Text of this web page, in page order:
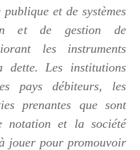
et de systèmes
et de gestion de
les instruments
dette. Les institutions
pays débiteurs, les
prenantes que sont
notation et la société
jouer pour promouvoir